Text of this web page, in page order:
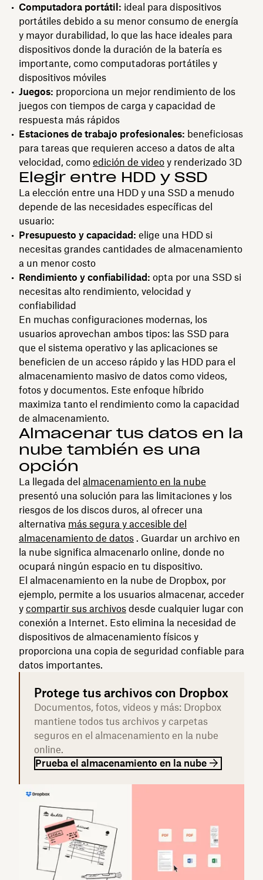
Computadora portátil: ideal para dispositivos
portátiles debido a su menor consumo de energía
y mayor durabilidad, lo que las hace ideales para
dispositivos donde la duración de la batería es
importante, como computadoras portátiles y
dispositivos móviles
Juegos: proporciona un mejor rendimiento de los
juegos con tiempos de carga y capacidad de
respuesta más rápidos
Estaciones de trabajo profesionales: beneficiosas
para tareas que requieren acceso a datos de alta
velocidad, como edición de video y renderizado 3D
Elegir entre HDD y SSD
La elección entre una HDD y una SSD a menudo
depende de las necesidades específicas del
usuario:
Presupuesto y capacidad: elige una HDD si
necesitas grandes cantidades de almacenamiento
a un menor costo
Rendimiento y confiabilidad: opta por una SSD si
necesitas alto rendimiento, velocidad y
confiabilidad
En muchas configuraciones modernas, los
usuarios aprovechan ambos tipos: las SSD para
que el sistema operativo y las aplicaciones se
beneficien de un acceso rápido y las HDD para el
almacenamiento masivo de datos como videos,
fotos y documentos. Este enfoque híbrido
maximiza tanto el rendimiento como la capacidad
de almacenamiento.
Almacenar tus datos en la
nube también es una
opción
La llegada del almacenamiento en la nube
presentó una solución para las limitaciones y los
riesgos de los discos duros, al ofrecer una
alternativa más segura y accesible del
almacenamiento de datos . Guardar un archivo en
la nube significa almacenarlo online, donde no
ocupará ningún espacio en tu dispositivo.
El almacenamiento en la nube de Dropbox, por
ejemplo, permite a los usuarios almacenar, acceder
y compartir sus archivos desde cualquier lugar con
conexión a Internet. Esto elimina la necesidad de
dispositivos de almacenamiento físicos y
proporciona una copia de seguridad confiable para
datos importantes.
Protege tus archivos con Dropbox
Documentos, fotos, videos y más: Dropbox
mantiene todos tus archivos y carpetas
seguros en el almacenamiento en la nube
online.
Prueba el almacenamiento en la nube